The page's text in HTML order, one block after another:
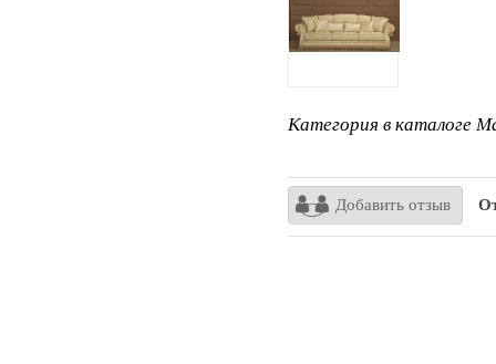
Категория в каталоге
Добавить отзыв